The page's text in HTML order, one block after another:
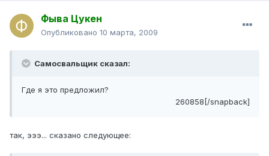
Фыва Цукен
Опубликовано 10 марта, 2009
Самосвальщик сказал:
Где я это предложил?
260858[/snapback]
так, эээ... сказано следующее: